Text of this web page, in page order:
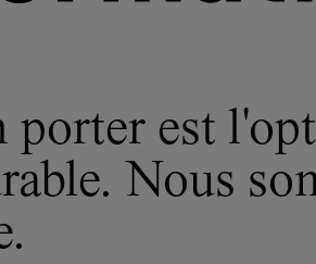
porter est
Nous